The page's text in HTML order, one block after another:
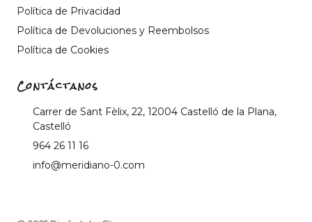
Política de Privacidad
Política de Devoluciones y Reembolsos
Política de Cookies
Contáctanos
Carrer de Sant Fèlix, 22, 12004 Castelló de la Plana,
Castelló
964 26 11 16
info@meridiano-0.com